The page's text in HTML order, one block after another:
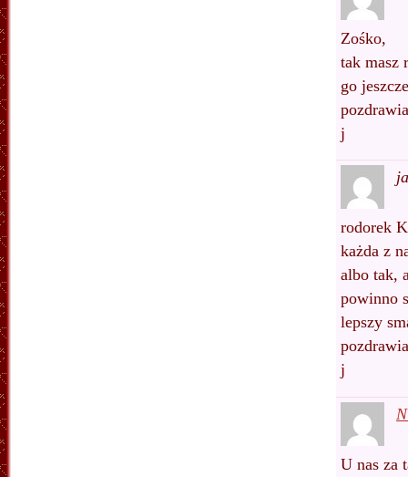
Zośko,
tak masz
go
j
rodorek
każda z
albo tak,
powinno
lepszy
j
U nas za